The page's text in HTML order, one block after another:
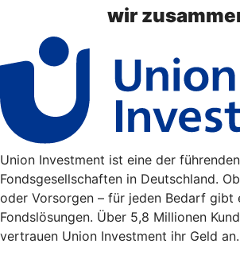
wir
Union Investment ist eine der führenden
Fondsgesellschaften in Deutschland.
oder Vorsorgen – für jeden Bedarf gibt
Fondslösungen. Über 5,8 Millionen
vertrauen Union Investment ihr Geld an.